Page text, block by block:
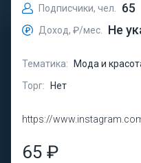
Подписчики, чел. 65
Доход, ₽/мес. Не
Тематика:
Мода и
Торг:
Нет
https://
65 ₽